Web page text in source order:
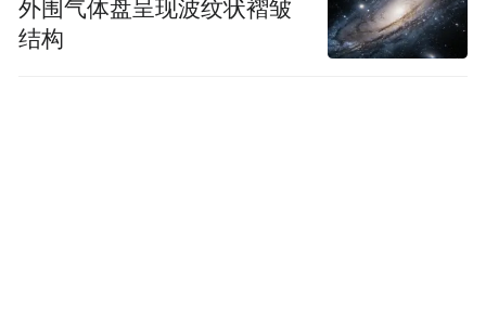
外围气体盘呈现波纹状褶皱
结构